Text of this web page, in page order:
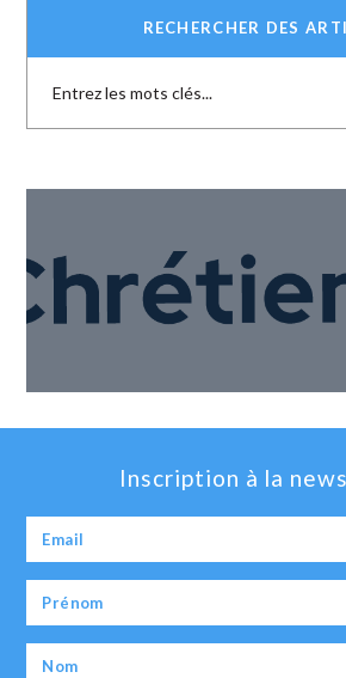
RECHERCHER DES
Inscription à la